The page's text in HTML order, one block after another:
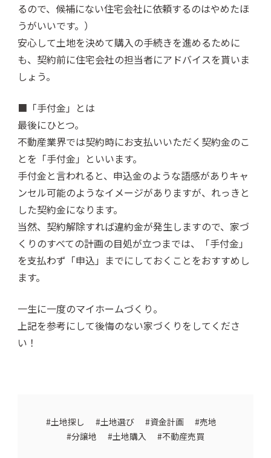
るので、候補にない住宅会社に依頼するのはやめたほ
うがいいです。）
安心して土地を決めて購入の手続きを進めるために
も、契約前に住宅会社の担当者にアドバイスを貰いま
しょう。
■「手付金」とは
最後にひとつ。
不動産業界では契約時にお支払いいただく契約金のこ
とを「手付金」といいます。
手付金と言われると、申込金のような語感がありキャ
ンセル可能のようなイメージがありますが、れっきと
した契約金になります。
当然、契約解除すれば違約金が発生しますので、家づ
くりのすべての計画の目処が立つまでは、「手付金」
を支払わず「申込」までにしておくことをおすすめし
ます。
一生に一度のマイホームづくり。
上記を参考にして後悔のない家づくりをしてくださ
い！
土地探し 土地選び 資金計画
売地
分譲地
土地購入 不動産売買